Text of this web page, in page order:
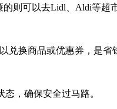
则可以去Lidl、Aldi等超
兑换商品或优惠券，是省
，确保安全过马路。